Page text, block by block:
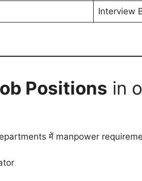
Interview
Positions in
में manpower